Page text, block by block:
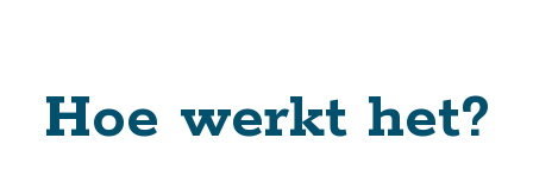
Hoe werkt het?